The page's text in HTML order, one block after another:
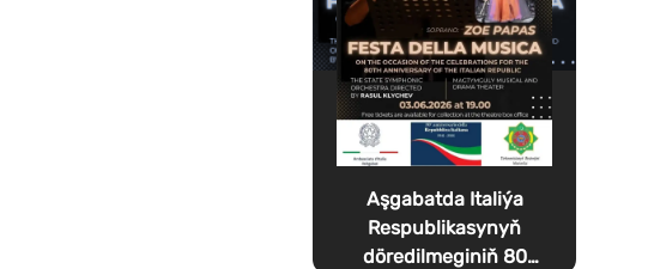
Aşgabatda Italiýa
Respublikasynyň
döredilmeginiň 80